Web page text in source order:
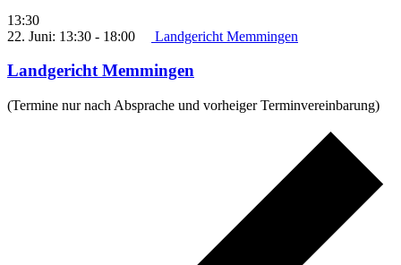
13:30
22. Juni: 13:30 - 18:00 Landgericht Memmingen
Landgericht Memmingen
(Termine nur nach Absprache und vorheiger Terminvereinbarung)